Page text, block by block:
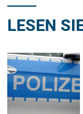
LESEN